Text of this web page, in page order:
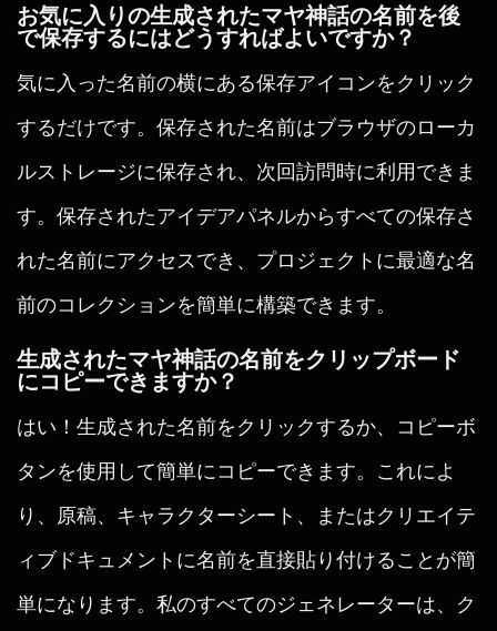
お気に入りの生成されたマヤ神話の名前を後
で保存するにはどうすればよいですか？
気に入った名前の横にある保存アイコンをクリック
するだけです。保存された名前はブラウザのローカ
ルストレージに保存され、次回訪問時に利用できま
す。保存されたアイデアパネルからすべての保存さ
れた名前にアクセスでき、プロジェクトに最適な名
前のコレクションを簡単に構築できます。
生成されたマヤ神話の名前をクリップボード
にコピーできますか？
はい！生成された名前をクリックするか、コピーボ
タンを使用して簡単にコピーできます。これによ
り、原稿、キャラクターシート、またはクリエイテ
ィブドキュメントに名前を直接貼り付けることが簡
単になります。私のすべてのジェネレーターは、ク